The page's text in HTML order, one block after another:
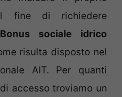
fine di richiedere
Bonus sociale idrico
risulta disposto nel
AIT. Per quanti
accesso troviamo un